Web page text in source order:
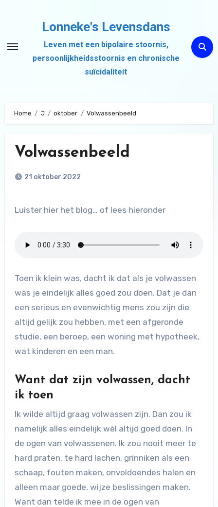
inhoud
Lonneke's Levensdans
Leven met een bipolaire stoornis,
persoonlijkheidsstoornis en chronische
suïcidaliteit
Home J oktober Volwassenbeeld
Volwassenbeeld
21 oktober 2022
Luister hier het blog… of lees hieronder
Toen ik klein was, dacht ik dat als je volwassen
was je eindelijk alles goed zou doen. Dat je dan
een serieus en evenwichtig mens zou zijn die
altijd gelijk zou hebben, met een afgeronde
studie, een beroep, een woning met hypotheek,
wat kinderen en een man.
Want dat zijn volwassen, dacht
ik toen
Ik wilde altijd graag volwassen zijn. Dan zou ik
namelijk alles eindelijk wèl altijd goed doen. In
de ogen van volwassenen. Ik zou nooit meer te
hard praten, te hard lachen, grinniken als een
schaap, fouten maken, onvoldoendes halen en
alleen maar goede, wijze beslissingen maken.
Want dan telde ik mee in de ogen van